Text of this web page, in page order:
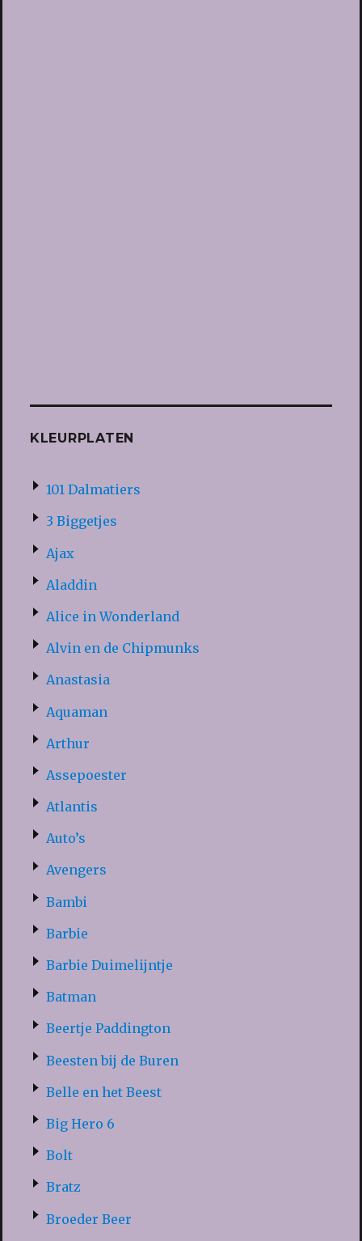
KLEURPLATEN
101 Dalmatiers
3 Biggetjes
Ajax
Aladdin
Alice in Wonderland
Alvin en de Chipmunks
Anastasia
Aquaman
Arthur
Assepoester
Atlantis
Auto’s
Avengers
Bambi
Barbie
Barbie Duimelijntje
Batman
Beertje Paddington
Beesten bij de Buren
Belle en het Beest
Big Hero 6
Bolt
Bratz
Broeder Beer